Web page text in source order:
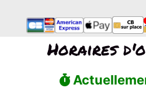
Horaires